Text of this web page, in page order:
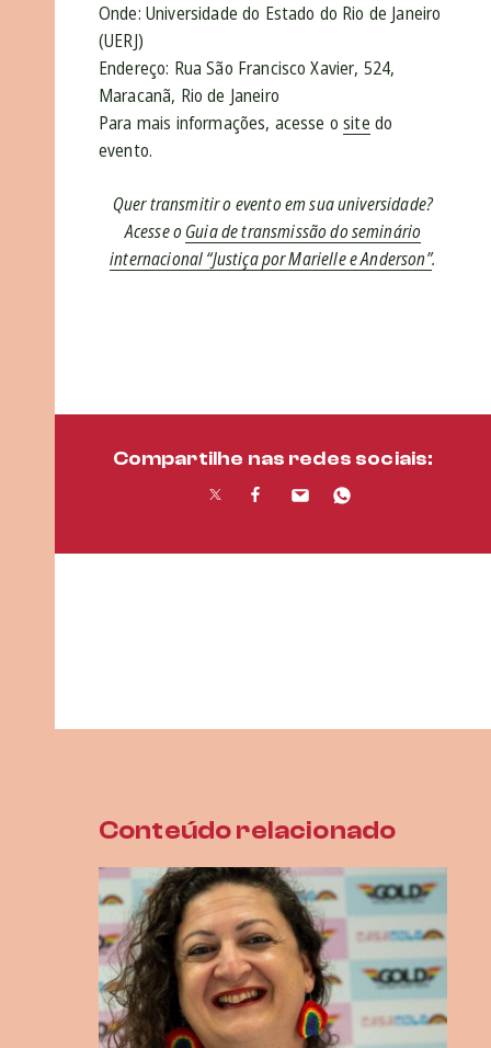
Onde: Universidade do Estado do Rio de Janeiro
(UERJ)
Endereço: Rua São Francisco Xavier, 524,
Maracanã, Rio de Janeiro
Para mais informações, acesse osite do
evento.
Quer transmitir o evento em sua universidade?
Acesse oGuia de transmissão do seminário
internacional “Justiça por Marielle e Anderson”.
Compartilhe nas redes sociais:
Conteúdo relacionado